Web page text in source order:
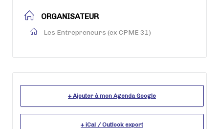
ORGANISATEUR
Les Entrepreneurs (ex CPME 31)
+ Ajouter à mon Agenda Google
+ iCal / Outlook export